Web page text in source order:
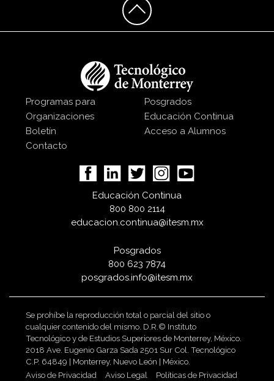
Programas para
Organizaciones
Boletín
Contacto
Posgrados
Educación Continua
Acceso a Alumnos
Educación Continua
800 800 2114
educacion.continua@itesm.mx
Posgrados
800 623 7874
posgrados.info@itesm.mx
Se prohíbe la reproducción total o parcial del sitio o
cualquier contenido del mismo. D.R.© Instituto
Tecnológico y de Estudios Superiores de Monterrey, México.
2018 Ave. Eugenio Garza Sada 2501 Sur Col. Tecnológico
C.P. 64849 | Monterrey, Nuevo León | México.
Aviso de Privacidad
Aviso Legal Políticas de Privacidad